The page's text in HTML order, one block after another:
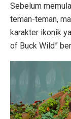
Sebelum
teman-teman,
karakter ikonik
of Buck Wild”